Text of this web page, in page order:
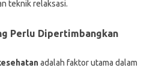
teknik relaksasi.
Perlu Dipertimbangkan
adalah faktor utama dalam